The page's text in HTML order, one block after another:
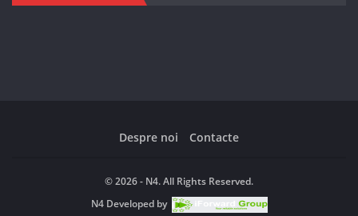
Despre noi Contacte
© 2026 - N4. All Rights Reserved.
N4Developed by